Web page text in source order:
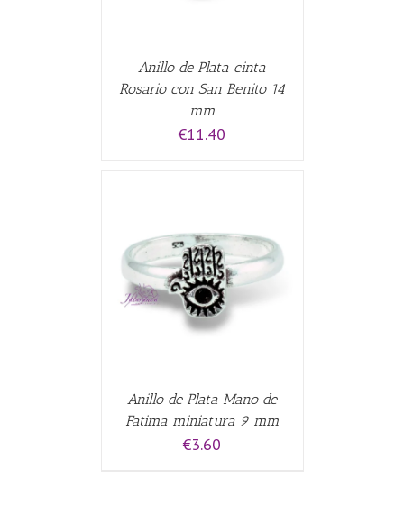
Anillo de Plata cinta
Rosario con San Benito 14
mm
€11.40
Anillo de Plata Mano de
Fatima miniatura 9 mm
€3.60